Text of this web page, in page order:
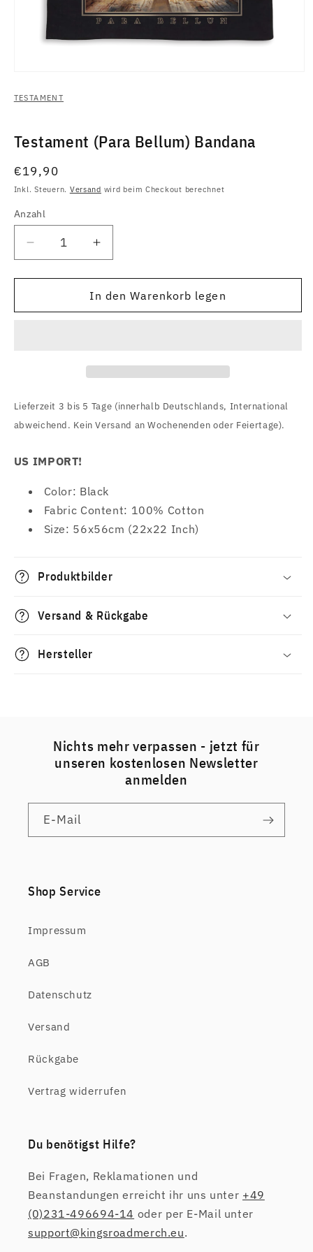
in
TESTAMENT
Testament (Para Bellum) Bandana
Normaler
Preis
€19,90
Inkl. Steuern. Versand wird beim Checkout berechnet
Anzahl
Anzahl
Verringere
die
Menge
Testament
Erhöhe
die
Menge
für
Testament
In den Warenkorb legen
Lieferzeit 3 bis 5 Tage (innerhalb Deutschlands, International
abweichend. Kein Versand an Wochenenden oder Feiertage).
US IMPORT!
Color: Black
Fabric Content: 100% Cotton
Size: 56x56cm (22x22 Inch)
Produktbilder
Versand & Rückgabe
Hersteller
Nichts mehr verpassen - jetzt für
unseren kostenlosen Newsletter
anmelden
E-Mail
Shop Service
Impressum
AGB
Datenschutz
Versand
Rückgabe
Vertrag widerrufen
Du benötigst Hilfe?
Bei Fragen, Reklamationen und
Beanstandungen erreicht ihr uns unter +49
(0)231-496694-14 oder per E-Mail unter
support@kingsroadmerch.eu.